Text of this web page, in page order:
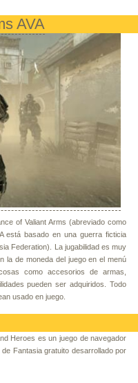
AVA
of Valiant Arms (abreviado como
está basado en una guerra ficticia
Federation). La jugabilidad es muy
la de moneda del juego en el menú
como accesorios de armas,
pueden ser adquiridos. Todo
usado en juego.
Heroes es un juego de navegador
de Fantasia gratuito desarrollado por